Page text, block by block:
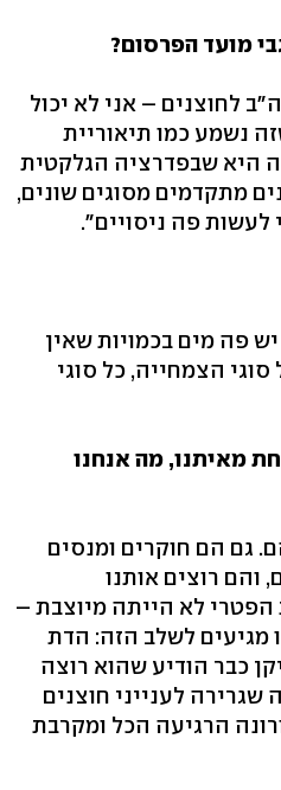
מועד הפרסום?
לחוצנים – אני לא יכול
נשמע כמו תיאוריית
היא שבפדרציה הגלקטית
מתקדמים מסוגים שונים,
לעשות פה ניסויים".
פה מים בכמויות שאין
הצמחייה, כל סוגי
מאיתנו, מה אנחנו
גם הם חוקרים ומנסים
והם רוצים אותנו
לא הייתה מיוצבת –
מגיעים לשלב הזה: הדת
כבר הודיע שהוא רוצה
לענייני חוצנים
הרגיעה הכל ומקרבת